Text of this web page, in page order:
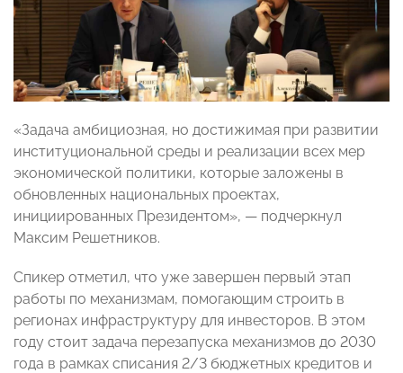
«Задача амбициозная, но достижимая при развитии
институциональной среды и реализации всех мер
экономической политики, которые заложены в
обновленных национальных проектах,
инициированных Президентом», — подчеркнул
Максим Решетников.
Спикер отметил, что уже завершен первый этап
работы по механизмам, помогающим строить в
регионах инфраструктуру для инвесторов. В этом
году стоит задача перезапуска механизмов до 2030
года в рамках списания 2/3 бюджетных кредитов и